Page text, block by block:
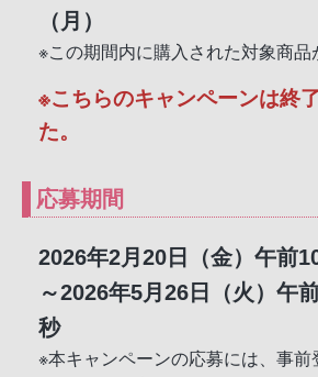
（月）
※この期間内に購入された対象商品
※こちらのキャンペーンは終
た。
応募期間
2026年2月20日（金）午前
～2026年5月26日（火）午
秒
※本キャンペーンの応募には、事前